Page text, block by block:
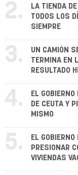
2.
LA TIENDA
TODOS LOS
SIEMPRE
3.
UN CAMIÓN
TERMINA EN
RESULTADO
4.
EL
DE CEUTA Y
MISMO
5.
EL
PRESIONAR
VIVIENDAS